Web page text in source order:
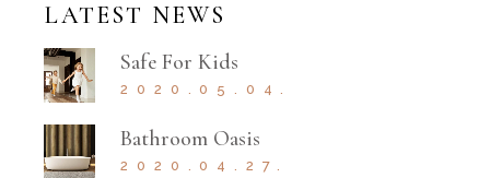
LATEST NEWS
Safe For Kids
2020.05.04.
Bathroom Oasis
2020.04.27.